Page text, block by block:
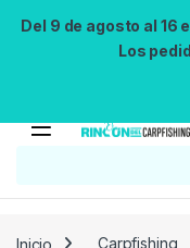
Del 9 de agosto al
Los